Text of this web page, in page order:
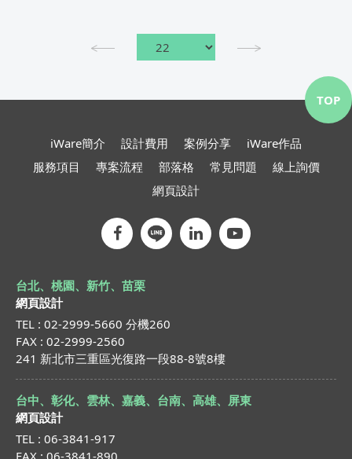
iWare簡介 設計費用 案例分享
iWare作品
服務項目
專案流程 部落格 常見問題
線上詢價
網頁設計
台北、桃園、新竹、苗栗
網頁設計
TEL : 02-2999-5660 分機260
FAX : 02-2999-2560
241 新北市三重區光復路一段88-8號8樓
台中、彰化、雲林、嘉義、台南、高雄、屏東
網頁設計
TEL : 06-3841-917
TOP